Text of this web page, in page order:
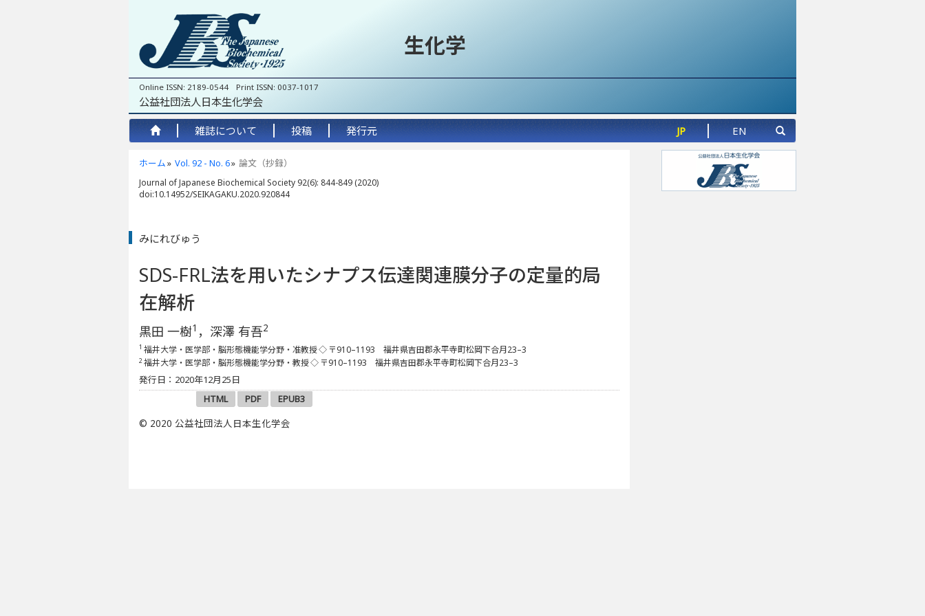
生化学
Online ISSN: 2189-0544 Print ISSN: 0037-1017
公益社団法人日本生化学会
雑誌について 投稿 発行元 JP EN
ホーム Vol. 92 - No. 6 論文（抄録）
Journal of Japanese Biochemical Society 92(6): 844-849 (2020)
doi:10.14952/SEIKAGAKU.2020.920844
みにれびゅう
SDS-FRL法を用いたシナプス伝達関連膜分子の定量的局
在解析
黒田 一樹1 ，深澤 有吾2
1 福井大学・医学部・脳形態機能学分野・准教授◇ 〒910–1193 福井県吉田郡永平寺町松岡下合月23–3
2 福井大学・医学部・脳形態機能学分野・教授◇ 〒910–1193 福井県吉田郡永平寺町松岡下合月23–3
発行日：2020年12月25日
HTML
PDF EPUB3
© 2020 公益社団法人日本生化学会